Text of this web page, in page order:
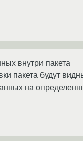
внутри пакета
пакета будут
на